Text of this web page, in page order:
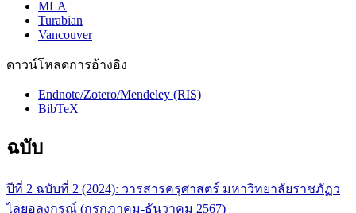
MLA
Turabian
Vancouver
ดาวน์โหลดการอ้างอิง
Endnote/Zotero/Mendeley (RIS)
BibTeX
ฉบับ
ปีที่ 2 ฉบับที่ 2 (2024): วารสารครุศาสตร์ มหาวิทยาลัยราชภัฏว
ไลยอลงกรณ์ (กรกฎาคม-ธันวาคม 2567)